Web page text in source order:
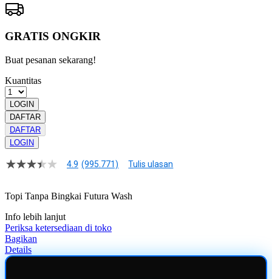
GRATIS ONGKIR
Buat pesanan sekarang!
Kuantitas
LOGIN
DAFTAR
DAFTAR
LOGIN
4.9
bintang,
rating
rata-
rata.
Read
13
Reviews.
4.9 (995.771) Tulis ulasan
Topi Tanpa Bingkai Futura Wash
Info lebih lanjut
Periksa ketersediaan di toko
Bagikan
Details